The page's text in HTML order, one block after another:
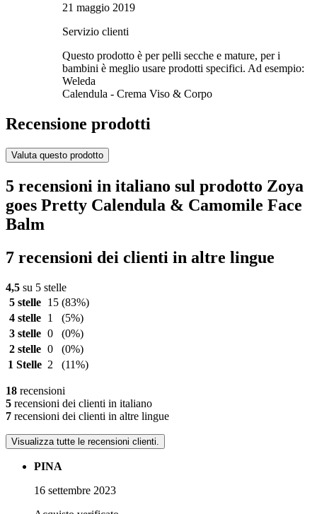
21 maggio 2019
Servizio clienti
Questo prodotto è per pelli secche e mature, per i
bambini è meglio usare prodotti specifici. Ad esempio:
Weleda
Calendula - Crema Viso & Corpo
Recensione prodotti
Valuta questo prodotto
5 recensioni in italiano sul prodotto Zoya
goes Pretty Calendula & Camomile Face
Balm
7 recensioni dei clienti in altre lingue
4,5 su 5 stelle
5 stelle
15 (83%)
4 stelle
1
(5%)
3 stelle 0
(0%)
2 stelle 0
(0%)
1 Stelle 2 (11%)
18 recensioni
5 recensioni dei clienti in italiano
7 recensioni dei clienti in altre lingue
Visualizza tutte le recensioni clienti.
PINA
16 settembre 2023